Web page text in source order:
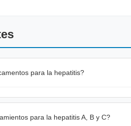
para la hepatitis?
para la hepatitis A, B y C?